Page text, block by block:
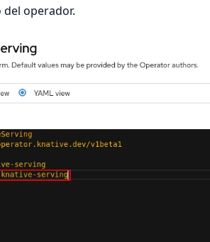
operador.